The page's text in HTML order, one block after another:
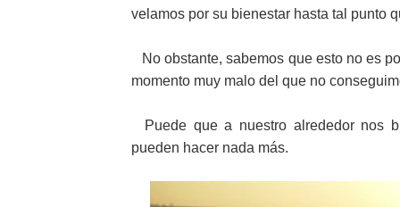
velamos por su bienestar hasta tal punto
No obstante, sabemos que esto no es
momento muy malo del que no
Puede que a nuestro alrededor nos
pueden hacer nada más.